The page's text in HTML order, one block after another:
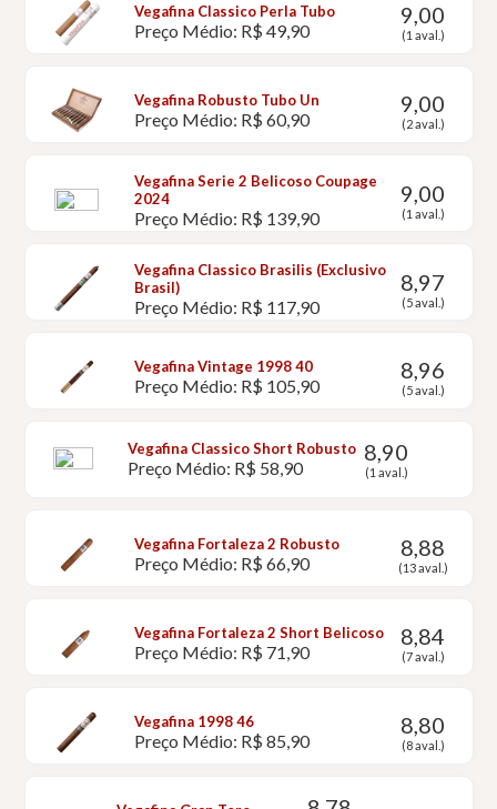
Vegafina Classico Perla Tubo
Preço Médio: R$ 49,90
9,00
(1 aval.)
Vegafina Robusto Tubo Un
Preço Médio: R$ 60,90
9,00
(2 aval.)
Vegafina Serie 2 Belicoso Coupage
2024
Preço Médio: R$ 139,90
9,00
(1 aval.)
Vegafina Classico Brasilis (Exclusivo
Brasil)
Preço Médio: R$ 117,90
8,97
(5 aval.)
Vegafina Vintage 1998 40
Preço Médio: R$ 105,90
8,96
(5 aval.)
Vegafina Classico Short Robusto
Preço Médio: R$ 58,90
8,90
(1 aval.)
Vegafina Fortaleza 2 Robusto
Preço Médio: R$ 66,90
8,88
(13 aval.)
Vegafina Fortaleza 2 Short Belicoso
Preço Médio: R$ 71,90
8,84
(7 aval.)
Vegafina 1998 46
Preço Médio: R$ 85,90
8,80
(8 aval.)